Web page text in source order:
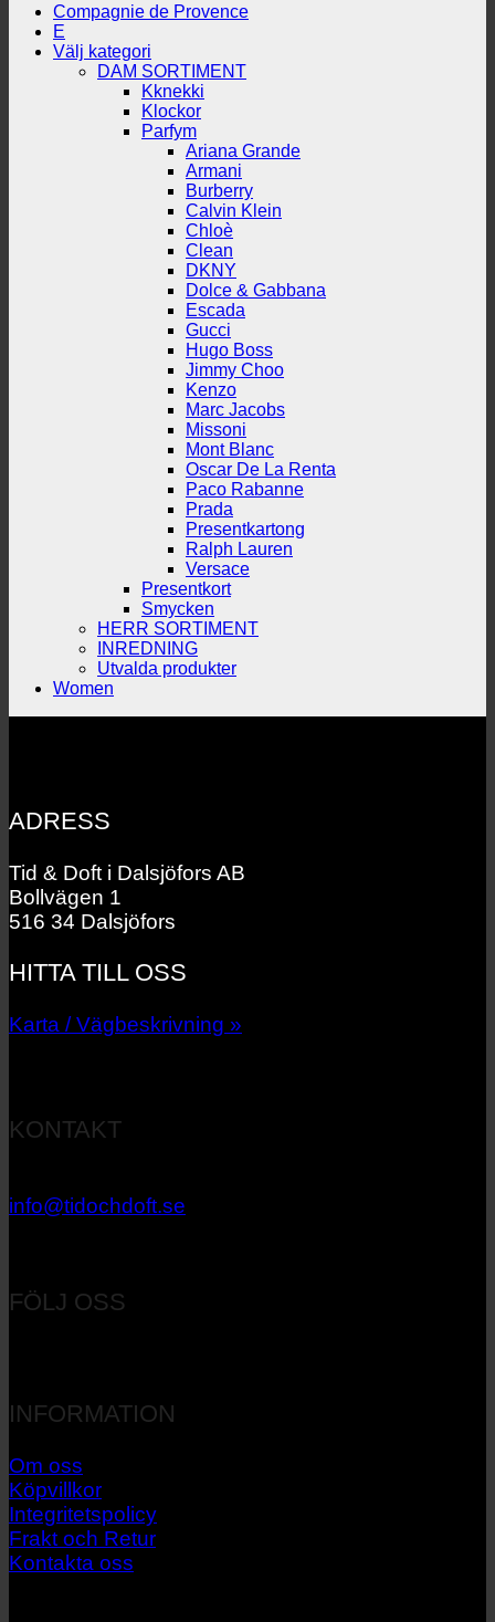
Compagnie de Provence
E
Välj kategori
DAM SORTIMENT
Kknekki
Klockor
Parfym
Ariana Grande
Armani
Burberry
Calvin Klein
Chloè
Clean
DKNY
Dolce & Gabbana
Escada
Gucci
Hugo Boss
Jimmy Choo
Kenzo
Marc Jacobs
Missoni
Mont Blanc
Oscar De La Renta
Paco Rabanne
Prada
Presentkartong
Ralph Lauren
Versace
Presentkort
Smycken
HERR SORTIMENT
INREDNING
Utvalda produkter
Women
ADRESS
Tid & Doft i Dalsjöfors AB
Bollvägen 1
516 34 Dalsjöfors
HITTA TILL OSS
Karta / Vägbeskrivning »
KONTAKT
info@tidochdoft.se
FÖLJ OSS
INFORMATION
Om oss
Köpvillkor
Integritetspolicy
Frakt och Retur
Kontakta oss